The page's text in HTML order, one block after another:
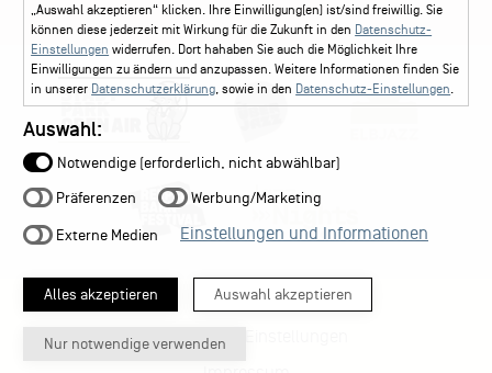
Datenschutz-Einstellungen
„Auswahl akzeptieren“ klicken. Ihre Einwilligung(en) ist/sind freiwillig. Sie
können diese jederzeit mit Wirkung für die Zukunft in den Datenschutz-
Einstellungen widerrufen. Dort hahaben Sie auch die Möglichkeit Ihre
Einwilligungen zu ändern und anzupassen. Weitere Informationen finden Sie
in unserer Datenschutzerklärung, sowie in den Datenschutz-Einstellungen.
Auswahl:
Notwendige (erforderlich, nicht abwählbar)
Präferenzen Werbung/Marketing
Externe Medien Einstellungen und Informationen
Alles akzeptieren Auswahl akzeptieren
Nur notwendige verwenden